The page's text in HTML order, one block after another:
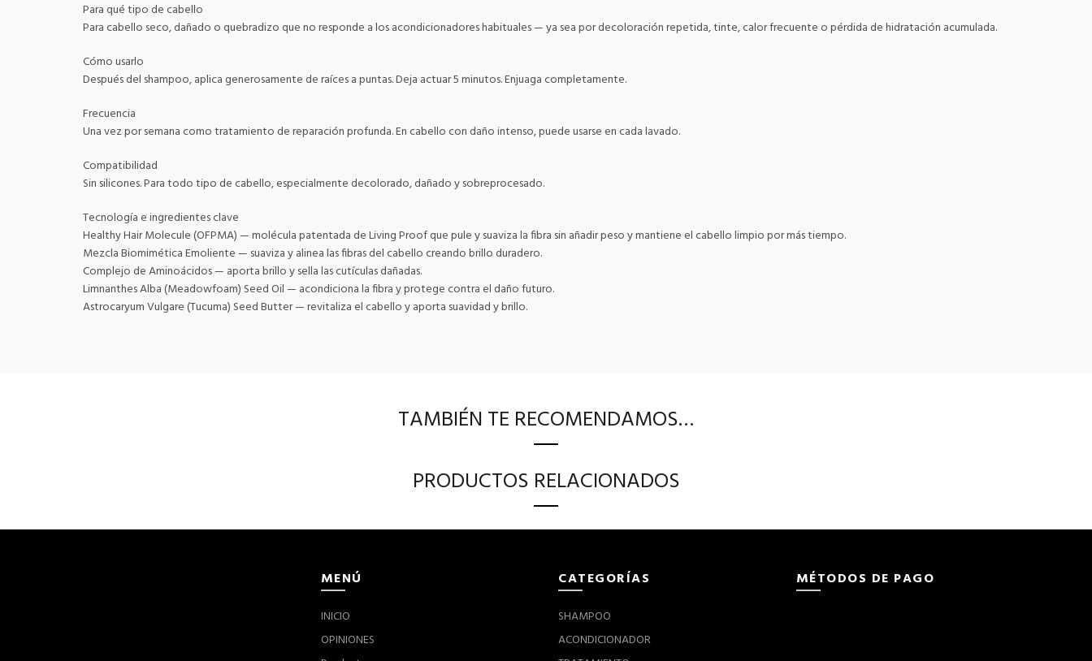
Para qué tipo de cabello
Para cabello seco, dañado o quebradizo que no responde a los acondicionadores habituales — ya sea por decoloración repetida, tinte, calor frecuente o pérdida de hidratación acumulada.
Cómo usarlo
Después del shampoo, aplica generosamente de raíces a puntas. Deja actuar 5 minutos. Enjuaga completamente.
Frecuencia
Una vez por semana como tratamiento de reparación profunda. En cabello con daño intenso, puede usarse en cada lavado.
Compatibilidad
Sin silicones. Para todo tipo de cabello, especialmente decolorado, dañado y sobreprocesado.
Tecnología e ingredientes clave
Healthy Hair Molecule (OFPMA) — molécula patentada de Living Proof que pule y suaviza la fibra sin añadir peso y mantiene el cabello limpio por más tiempo.
Mezcla Biomimética Emoliente — suaviza y alinea las fibras del cabello creando brillo duradero.
Complejo de Aminoácidos — aporta brillo y sella las cutículas dañadas.
Limnanthes Alba (Meadowfoam) Seed Oil — acondiciona la fibra y protege contra el daño futuro.
Astrocaryum Vulgare (Tucuma) Seed Butter — revitaliza el cabello y aporta suavidad y brillo.
TAMBIÉN TE RECOMENDAMOS…
PRODUCTOS RELACIONADOS
MENÚ
INICIO
OPINIONES
CATEGORÍAS
SHAMPOO
ACONDICIONADOR
MÉTODOS DE PAGO